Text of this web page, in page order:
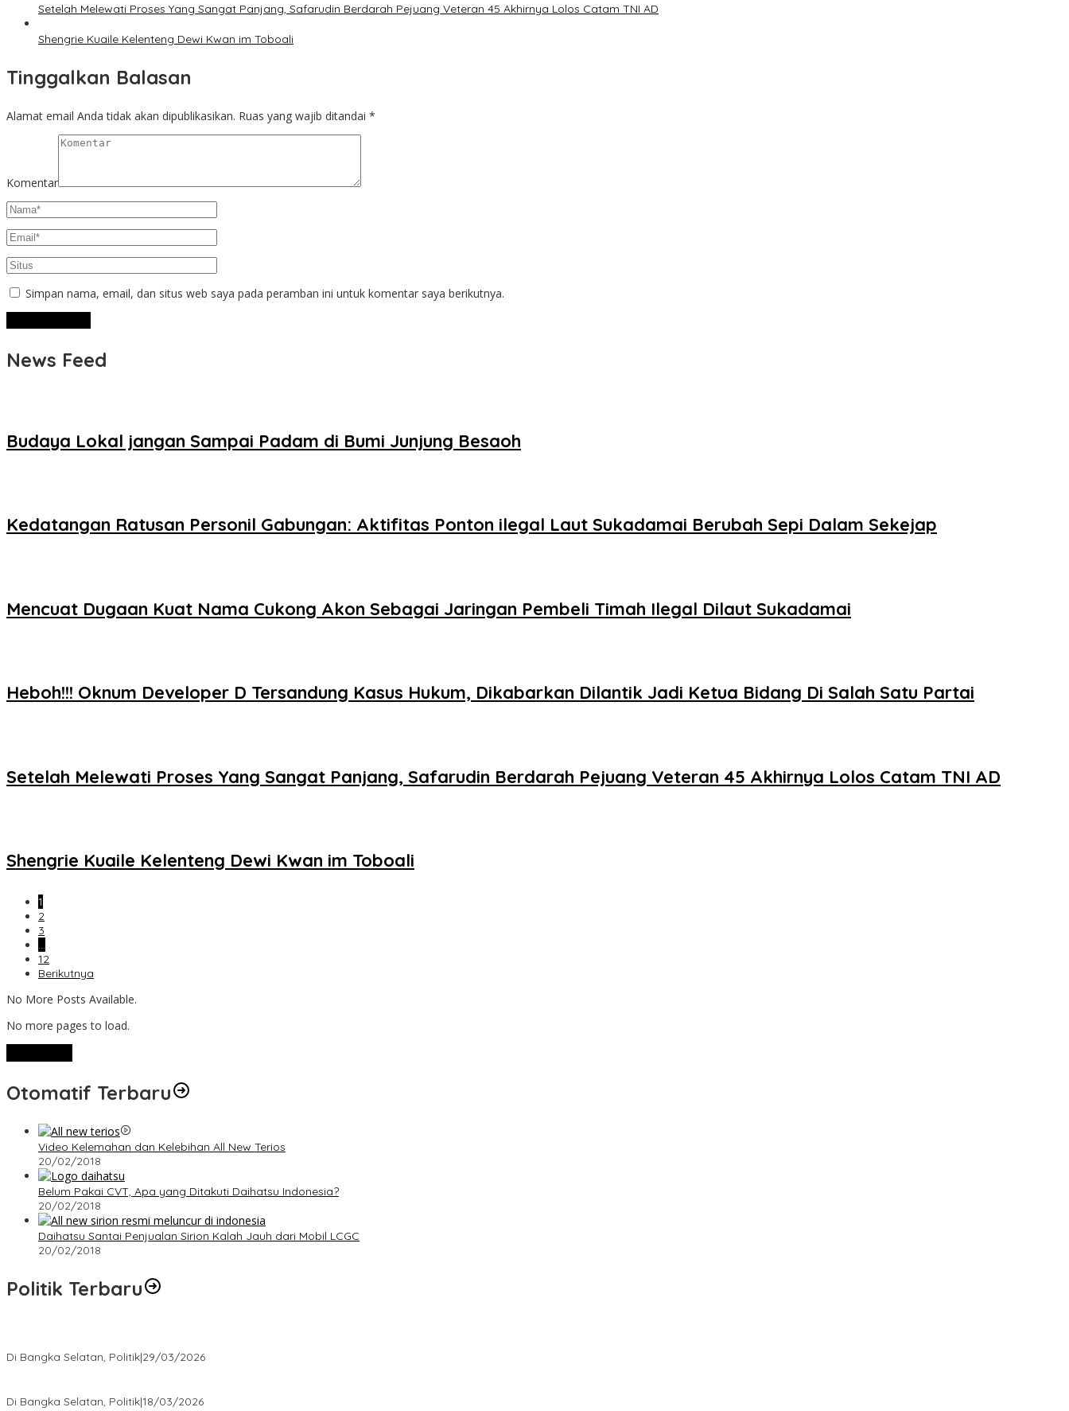
Setelah Melewati Proses Yang Sangat Panjang, Safarudin Berdarah Pejuang Veteran 45 Akhirnya Lolos Catam TNI AD
Shengrie Kuaile Kelenteng Dewi Kwan im Toboali
Tinggalkan Balasan
Alamat email Anda tidak akan dipublikasikan. Ruas yang wajib ditandai *
Komentar
Simpan nama, email, dan situs web saya pada peramban ini untuk komentar saya berikutnya.
News Feed
Budaya Lokal jangan Sampai Padam di Bumi Junjung Besaoh
Kedatangan Ratusan Personil Gabungan: Aktifitas Ponton ilegal Laut Sukadamai Berubah Sepi Dalam Sekejap
Mencuat Dugaan Kuat Nama Cukong Akon Sebagai Jaringan Pembeli Timah Ilegal Dilaut Sukadamai
Heboh!!! Oknum Developer D Tersandung Kasus Hukum, Dikabarkan Dilantik Jadi Ketua Bidang Di Salah Satu Partai
Setelah Melewati Proses Yang Sangat Panjang, Safarudin Berdarah Pejuang Veteran 45 Akhirnya Lolos Catam TNI AD
Shengrie Kuaile Kelenteng Dewi Kwan im Toboali
1
2
3
…
12
Berikutnya
No More Posts Available.
No more pages to load.
Otomatif Terbaru
Video Kelemahan dan Kelebihan All New Terios
20/02/2018
Belum Pakai CVT, Apa yang Ditakuti Daihatsu Indonesia?
20/02/2018
Daihatsu Santai Penjualan Sirion Kalah Jauh dari Mobil LCGC
20/02/2018
Politik Terbaru
Di Bangka Selatan, Politik|29/03/2026
Di Bangka Selatan, Politik|18/03/2026